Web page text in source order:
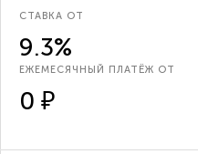
СТАВКА ОТ
9.3%
ЕЖЕМЕСЯЧНЫЙ ПЛАТЁЖ ОТ
0 ₽